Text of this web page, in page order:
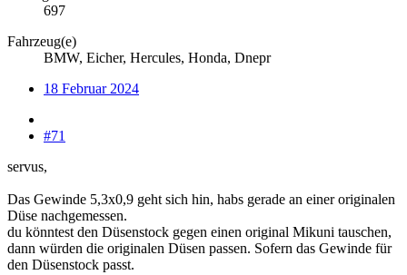
697
Fahrzeug(e)
BMW, Eicher, Hercules, Honda, Dnepr
18 Februar 2024
#71
servus,
Das Gewinde 5,3x0,9 geht sich hin, habs gerade an einer originalen
Düse nachgemessen.
du könntest den Düsenstock gegen einen original Mikuni tauschen,
dann würden die originalen Düsen passen. Sofern das Gewinde für
den Düsenstock passt.